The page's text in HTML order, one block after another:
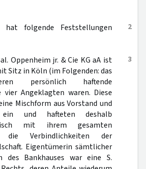
2
hat folgende Feststellungen
3
Oppenheim jr. & Cie KG aA ist
Sitz in Köln (im Folgenden: das
persönlich haftende
vier Angeklagten waren. Diese
Mischform aus Vorstand und
ein und hafteten deshalb
mit ihrem gesamten
Verbindlichkeiten der
Eigentümerin sämtlicher
des Bankhauses war eine S.